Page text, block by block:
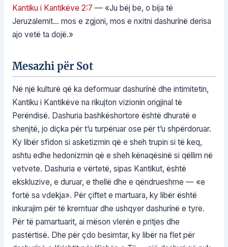
Kantiku i Kantikëve 2:7 — «Ju bëj be, o bija të
Jeruzalemit… mos e zgjoni, mos e nxitni dashurínë derisa
ajo vetë ta dojë.»
Mesazhi për Sot
Në një kulturë që ka deformuar dashurínë dhe intimitetin,
Kantiku i Kantikëve na rikujton vizionin origjinal të
Perëndisë. Dashuria bashkëshortore është dhuratë e
shenjtë, jo diçka për t’u turpëruar ose për t’u shpërdoruar.
Ky libër sfidon si asketizmin që e sheh trupin si të keq,
ashtu edhe hedonizmin që e sheh kënaqësinë si qëllim në
vetvete. Dashuria e vërtetë, sipas Kantikut, është
ekskluzive, e duruar, e thellë dhe e qëndrueshme — «e
fortë sa vdekja». Për çiftet e martuara, ky libër është
inkurajim për të kremtuar dhe ushqyer dashurínë e tyre.
Për të pamartuarit, ai mëson vlerën e pritjes dhe
pastërtisë. Dhe për çdo besimtar, ky libër na flet për